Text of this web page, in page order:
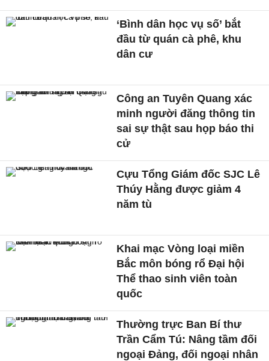
‘Bình dân học vụ số’ bắt
đầu từ quán cà phê, khu
dân cư
Công an Tuyên Quang xác
minh người đăng thông tin
sai sự thật sau họp báo thi
cử
Cựu Tổng Giám đốc SJC Lê
Thúy Hằng được giảm 4
năm tù
Khai mạc Vòng loại miền
Bắc môn bóng rổ Đại hội
Thể thao sinh viên toàn
quốc
Thường trực Ban Bí thư
Trần Cẩm Tú: Nâng tầm đối
ngoại Đảng, đối ngoại nhân